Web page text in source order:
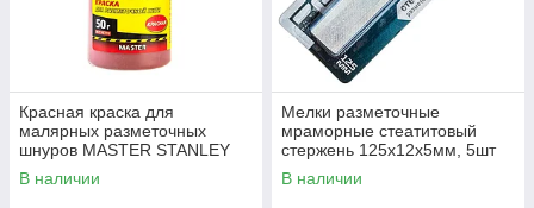
Красная краска для
малярных разметочных
шнуров MASTER STANLEY
0640-2_z01
В наличии
Мелки разметочные
мраморные стеатитовый
стержень 125х12х5мм, 5шт
РемоКолор 13-0-100
В наличии